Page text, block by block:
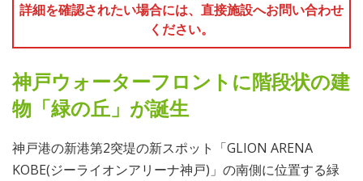
詳細を確認されたい場合には、直接施設へお問い合わせ
ください。
神戸ウォーターフロントに階段状の建
物「緑の丘」が誕生
神戸港の新港第2突堤の新スポット「GLION ARENA
KOBE(ジーライオンアリーナ神戸)」の南側に位置する緑